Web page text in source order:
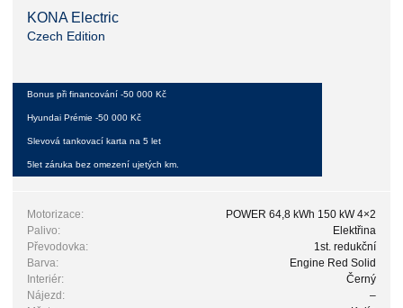
KONA Electric
Czech Edition
Bonus při financování -50 000 Kč
Hyundai Prémie -50 000 Kč
Slevová tankovací karta na 5 let
5let záruka bez omezení ujetých km.
Motorizace:
POWER 64,8 kWh 150 kW 4×2
Palivo:
Elektřina
Převodovka:
1st. redukční
Barva:
Engine Red Solid
Interiér:
Černý
Nájezd:
–